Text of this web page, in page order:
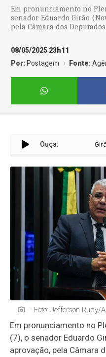
Em pronunciamento no
senador Eduardo Girão
pela Câmara dos
08/05/2025 23h11
Por: Postagem Fonte:
Ouça: Girão
- Foto: Jefferson Rudy/
Em pronunciamento no
(7), o senador Eduardo
aprovação, pela Câmara